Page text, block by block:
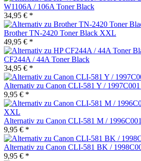
W1106A / 106A Toner Black
34,95 € *
Brother TN-2420 Toner Black XXL
49,95 € *
CF244A / 44A Toner Black
34,95 € *
Alternativ zu Canon CLI-581 Y /
9,95 € *
Alternativ zu Canon CLI-581 M /
9,95 € *
Alternativ zu Canon CLI-581 BK /
9,95 € *